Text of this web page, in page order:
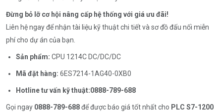
Đừng bỏ lỡ cơ hội nâng cấp hệ thống với giá ưu đãi!
Liên hệ ngay để nhận tài liệu kỹ thuật chi tiết và sơ đồ đấu nối miễn
phí cho dự án của bạn.
Sản phẩm: CPU 1214C DC/DC/DC
Mã đặt hàng: 6ES7214-1AG40-0XB0
Hotline tư vấn kỹ thuật:0888-789-688
Gọi ngay 0888-789-688để được báo giá tốt nhất cho PLC S7-1200